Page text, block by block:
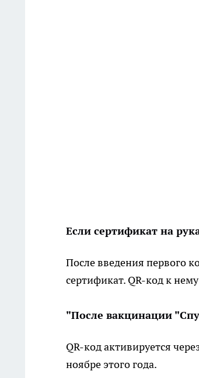
Если сертификат на
После введения первого
сертификат. QR-код к
"После вакцинации
QR-код активируется
ноябре этого года.